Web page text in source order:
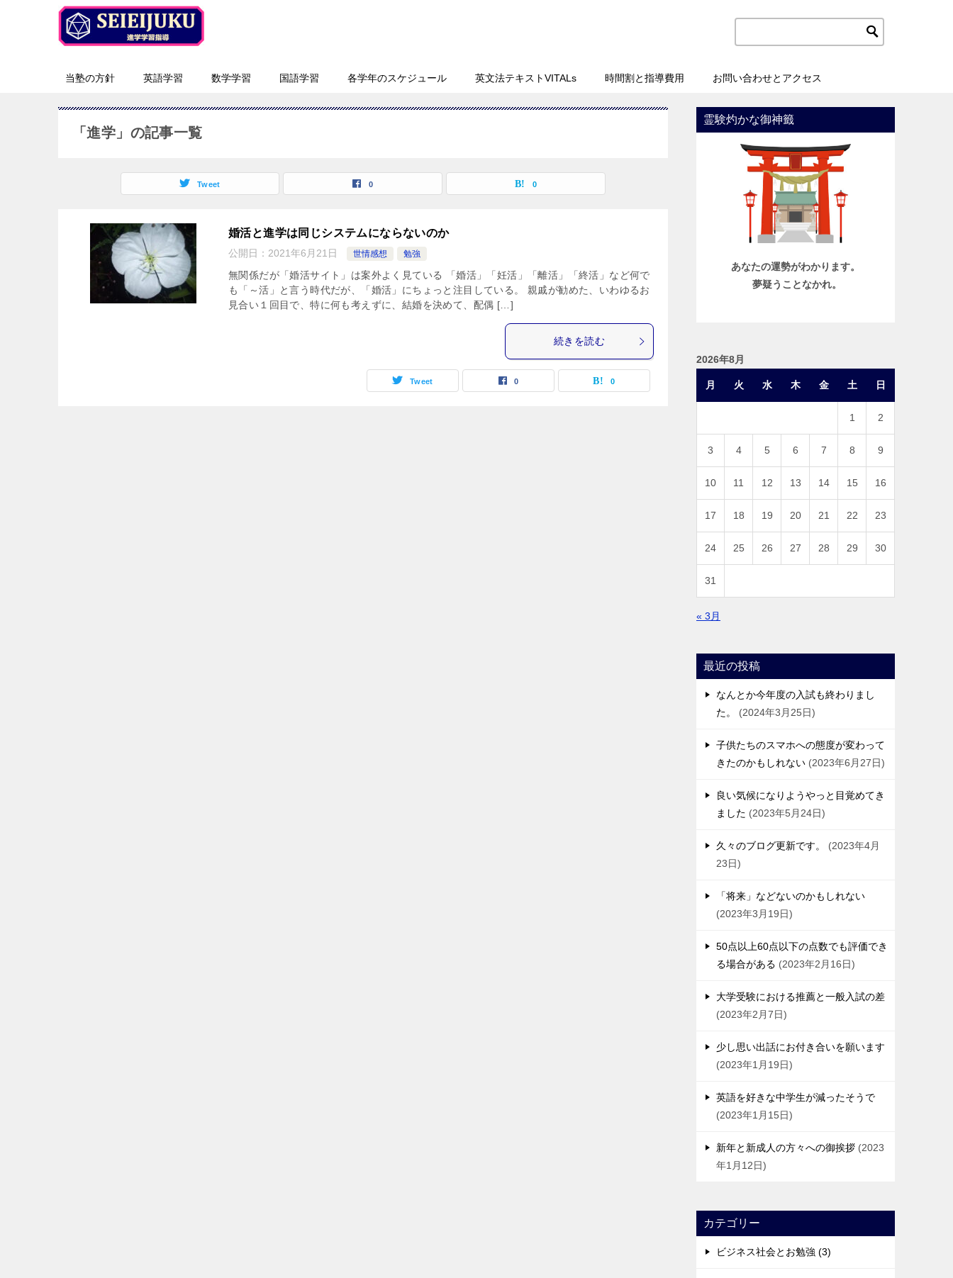
当塾の方針 英語学習 数学学習 国語学習 各学年のスケジュール 英文法テキストVITALs 時間割と指導費用 お問い合わせとアクセス
「進学」の記事一覧
Tweet 0 0
婚活と進学は同じシステムにならないのか
公開日： 2021年6月21日 世情感想 勉強
無関係だが「婚活サイト」は案外よく見ている 「婚活」「妊活」「離活」「終活」など何で
も「～活」と言う時代だが、「婚活」にちょっと注目している。 親戚が勧めた、いわゆるお
見合い１回目で、特に何も考えずに、結婚を決めて、配偶 […]
続きを読む
Tweet 0 0
霊験灼かな御神籤
あなたの運勢がわかります。
夢疑うことなかれ。
2026年8月
月 火 水 木 金 土 日
1 2
3 4 5 6 7 8 9
10 11 12 13 14 15 16
17 18 19 20 21 22 23
24 25 26 27 28 29 30
31
« 3月
最近の投稿
なんとか今年度の入試も終わりまし
た。
2024年3月25日
子供たちのスマホへの態度が変わって
きたのかもしれない 2023年6月27日
良い気候になりようやっと目覚めてき
ました
2023年5月24日
久々のブログ更新です。
2023年4月
23日
「将来」などないのかもしれない
2023年3月19日
50点以上60点以下の点数でも評価でき
る場合がある
2023年2月16日
大学受験における推薦と一般入試の差
2023年2月7日
少し思い出話にお付き合いを願います
2023年1月19日
英語を好きな中学生が減ったそうで
2023年1月15日
新年と新成人の方々への御挨拶 2023
年1月12日
カテゴリー
ビジネス社会とお勉強 (3)